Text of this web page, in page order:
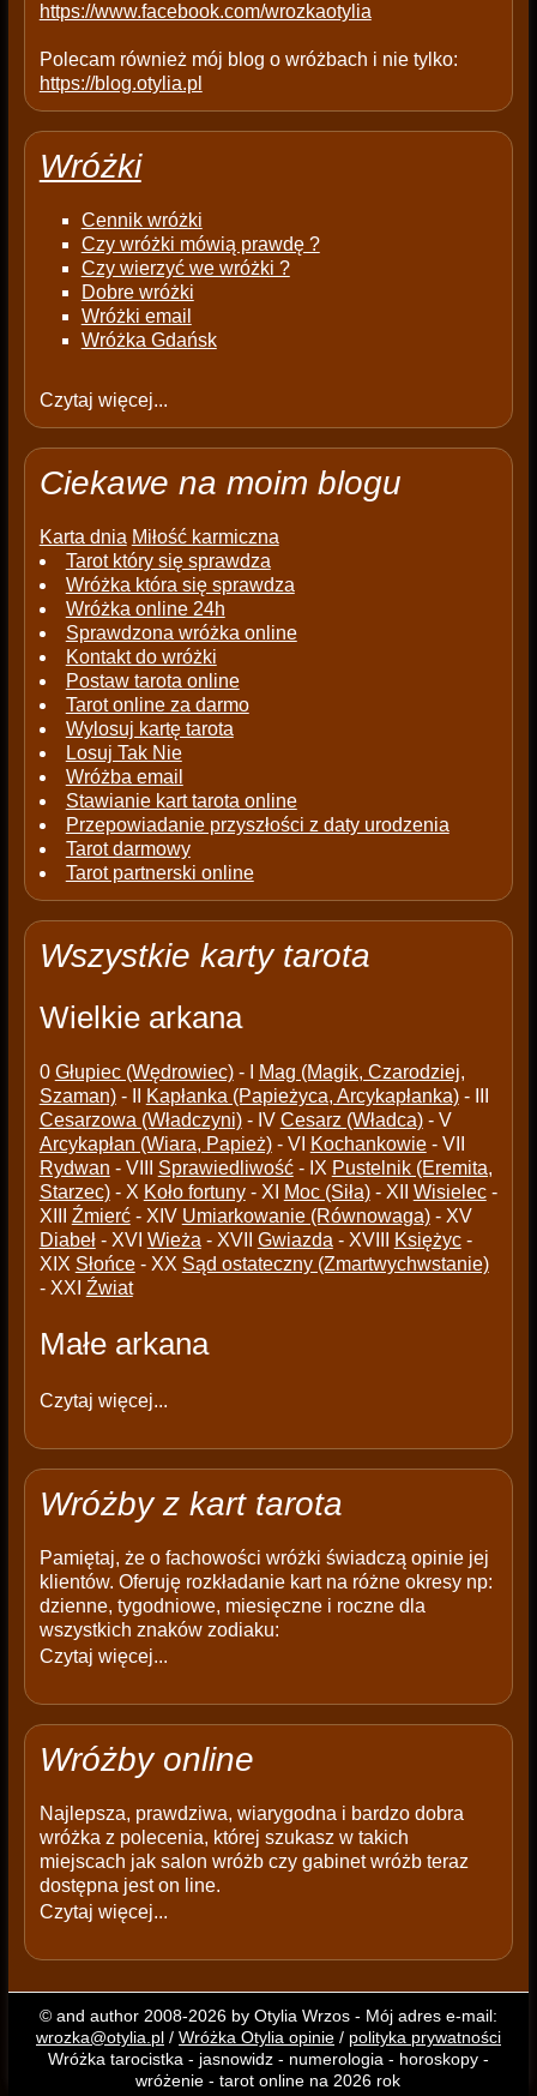
https://www.facebook.com/wrozkaotylia
Polecam również mój blog o wróżbach i nie tylko:
https://blog.otylia.pl
Wróżki
Cennik wróżki
Czy wróżki mówią prawdę ?
Czy wierzyć we wróżki ?
Dobre wróżki
Wróżki email
Wróżka Gdańsk
Czytaj więcej...
Ciekawe na moim blogu
Karta dnia Miłość karmiczna
Tarot który się sprawdza
Wróżka która się sprawdza
Wróżka online 24h
Sprawdzona wróżka online
Kontakt do wróżki
Postaw tarota online
Tarot online za darmo
Wylosuj kartę tarota
Losuj Tak Nie
Wróżba email
Stawianie kart tarota online
Przepowiadanie przyszłości z daty urodzenia
Tarot darmowy
Tarot partnerski online
Wszystkie karty tarota
Wielkie arkana
0 Głupiec (Wędrowiec)- I
Mag (Magik, Czarodziej,
Szaman)- II Kapłanka (Papieżyca, Arcykapłanka)- III
Cesarzowa (Władczyni)- IV Cesarz (Władca)- V
Arcykapłan (Wiara, Papież)- VI Kochankowie- VII
Rydwan - VIII Sprawiedliwość- IX Pustelnik (Eremita,
Starzec)- X Koło fortuny- XI Moc (Siła)- XII Wisielec-
XIII Źmierć- XIV Umiarkowanie (Równowaga)- XV
Diabeł- XVI Wieża - XVII Gwiazda - XVIII Księżyc-
XIX Słońce- XX Sąd ostateczny (Zmartwychwstanie)
- XXI Źwiat
Małe arkana
Czytaj więcej...
Wróżby z kart tarota
Pamiętaj, że o fachowości wróżki świadczą opinie jej
klientów. Oferuję rozkładanie kart na różne okresy np:
dzienne, tygodniowe, miesięczne i roczne dla
wszystkich znaków zodiaku:
Czytaj więcej...
Wróżby online
Najlepsza, prawdziwa, wiarygodna i bardzo dobra
wróżka z polecenia, której szukasz w takich
miejscach jak salon wróżb czy gabinet wróżb teraz
dostępna jest on line.
Czytaj więcej...
© and author 2008-2026 by Otylia Wrzos - Mój adres e-mail:
wrozka@otylia.pl/ Wróżka Otylia opinie/ polityka prywatności
Wróżka tarocistka - jasnowidz - numerologia - horoskopy -
wróżenie - tarot online na 2026 rok